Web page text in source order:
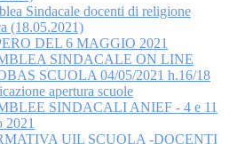
Sindacale docenti di religione
(18.05.2021)
DEL 6 MAGGIO 2021
SINDACALE ON LINE
SCUOLA 04/05/2021 h.16/18
apertura scuole
SINDACALI ANIEF - 4 e 11
2021
UIL SCUOLA -DOCENTI